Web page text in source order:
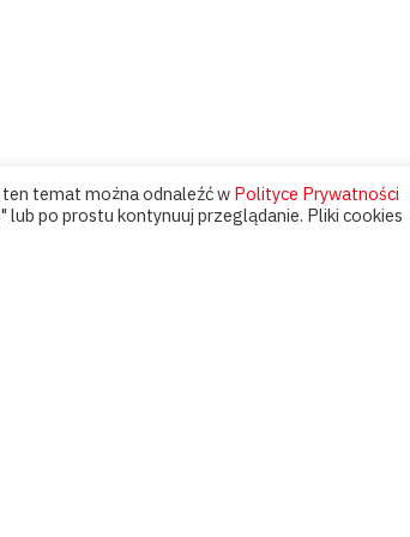
temat można odnaleźć w Polityce Prywatności
lub po prostu kontynuuj przeglądanie. Pliki cookies